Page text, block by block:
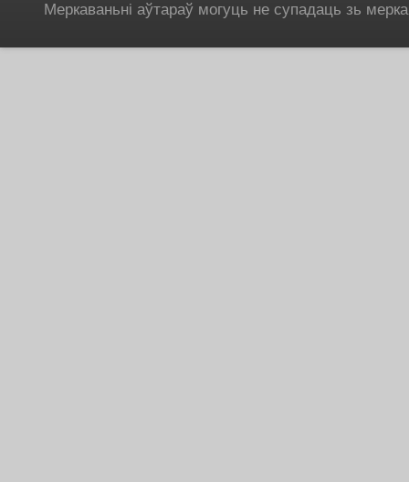
Меркаваньні аўтараў могуць не супадаць зь